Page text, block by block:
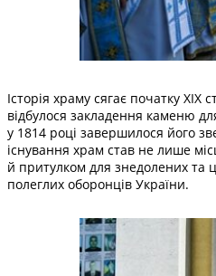
Історія храму сягає початку XIX
відбулося закладення каменю
у 1814 році завершилося його
існування храм став не лише
й притулком для знедолених та
полеглих оборонців України.